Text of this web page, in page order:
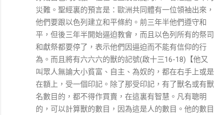
災難。聖經裏的預言是：歐洲共同體有一位領袖出來，
他們要跟以色列建立和平條約。前三年半他們遵守和
平，但後三年半開始逼迫教會，而且以色列所有的祭司
和獻祭都要停了，表示他們因逼迫而不能有信仰的行
為。而且將有六六六的獸的記號(啟十三16-18)
【他又
叫眾人無論大小貧富、自主、為奴的，都在右手上或是
在額上，受一個印記。除了那受印記，有了獸名或有獸
名數目的，都不得作買賣，在這裏有智慧。凡有聰明
的，可以計算獸的數目，因為這是人的數目。他的數目